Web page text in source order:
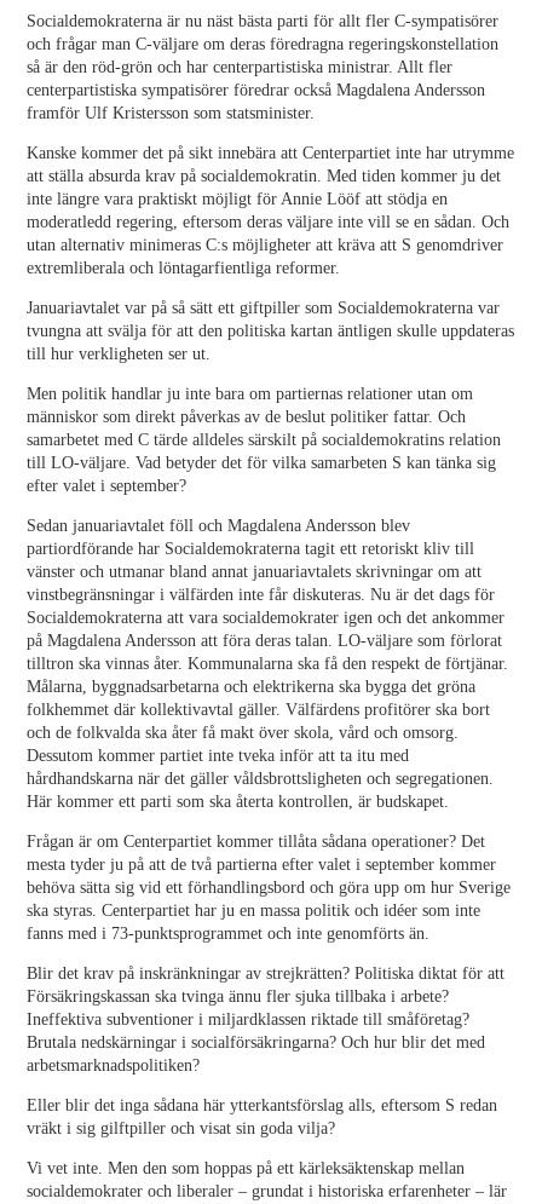
Socialdemokraterna är nu näst bästa parti för allt fler C-sympatisörer
och frågar man C-väljare om deras föredragna regeringskonstellation
så är den röd-grön och har centerpartistiska ministrar. Allt fler
centerpartistiska sympatisörer föredrar också Magdalena Andersson
framför Ulf Kristersson som statsminister.
Kanske kommer det på sikt innebära att Centerpartiet inte har utrymme
att ställa absurda krav på socialdemokratin. Med tiden kommer ju det
inte längre vara praktiskt möjligt för Annie Lööf att stödja en
moderatledd regering, eftersom deras väljare inte vill se en sådan. Och
utan alternativ minimeras C:s möjligheter att kräva att S genomdriver
extremliberala och löntagarfientliga reformer.
Januariavtalet var på så sätt ett giftpiller som Socialdemokraterna var
tvungna att svälja för att den politiska kartan äntligen skulle uppdateras
till hur verkligheten ser ut.
Men politik handlar ju inte bara om partiernas relationer utan om
människor som direkt påverkas av de beslut politiker fattar. Och
samarbetet med C tärde alldeles särskilt på socialdemokratins relation
till LO-väljare. Vad betyder det för vilka samarbeten S kan tänka sig
efter valet i september?
Sedan januariavtalet föll och Magdalena Andersson blev
partiordförande har Socialdemokraterna tagit ett retoriskt kliv till
vänster och utmanar bland annat januariavtalets skrivningar om att
vinstbegränsningar i välfärden inte får diskuteras. Nu är det dags för
Socialdemokraterna att vara socialdemokrater igen och det ankommer
på Magdalena Andersson att föra deras talan. LO-väljare som förlorat
tilltron ska vinnas åter. Kommunalarna ska få den respekt de förtjänar.
Målarna, byggnadsarbetarna och elektrikerna ska bygga det gröna
folkhemmet där kollektivavtal gäller. Välfärdens profitörer ska bort
och de folkvalda ska åter få makt över skola, vård och omsorg.
Dessutom kommer partiet inte tveka inför att ta itu med
hårdhandskarna när det gäller våldsbrottsligheten och segregationen.
Här kommer ett parti som ska återta kontrollen, är budskapet.
Frågan är om Centerpartiet kommer tillåta sådana operationer? Det
mesta tyder ju på att de två partierna efter valet i september kommer
behöva sätta sig vid ett förhandlingsbord och göra upp om hur Sverige
ska styras. Centerpartiet har ju en massa politik och idéer som inte
fanns med i 73-punktsprogrammet och inte genomförts än.
Blir det krav på inskränkningar av strejkrätten? Politiska diktat för att
Försäkringskassan ska tvinga ännu fler sjuka tillbaka i arbete?
Ineffektiva subventioner i miljardklassen riktade till småföretag?
Brutala nedskärningar i socialförsäkringarna? Och hur blir det med
arbetsmarknadspolitiken?
Eller blir det inga sådana här ytterkantsförslag alls, eftersom S redan
vräkt i sig gilftpiller och visat sin goda vilja?
Vi vet inte. Men den som hoppas på ett kärleksäktenskap mellan
socialdemokrater och liberaler – grundat i historiska erfarenheter – lär